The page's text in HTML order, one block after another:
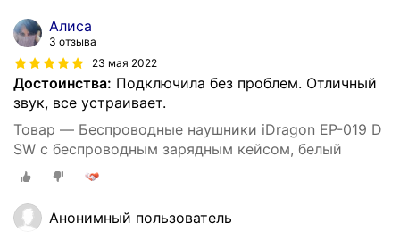
Алиса
3 отзыва
23 мая 2022
Достоинства: Подключила без проблем. Отличный
звук, все устраивает.
Товар — Беспроводные наушники iDragon EP-019 D
SW с беспроводным зарядным кейсом, белый
Анонимный пользователь